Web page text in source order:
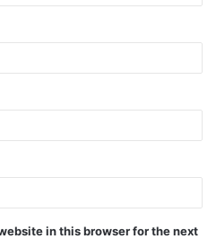
in this browser for the next